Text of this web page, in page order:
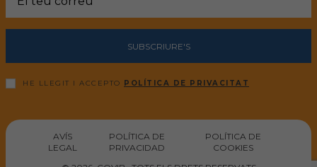
SUBSCRIURE'S
HE LLEGIT I ACCEPTO POLÍTICA DE PRIVACITAT
AVÍS
LEGAL
POLÍTICA DE
PRIVACIDAD
POLÍTICA DE
COOKIES